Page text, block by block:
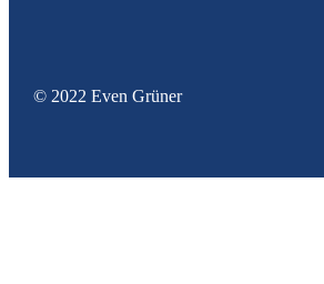
© 2022 Even Grüner